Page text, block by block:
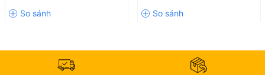
🔄 Độ Bền Vượt Trội
Đáp ứng nhu cầu sử dụng thường xuyên trong gia đình và
công trình.